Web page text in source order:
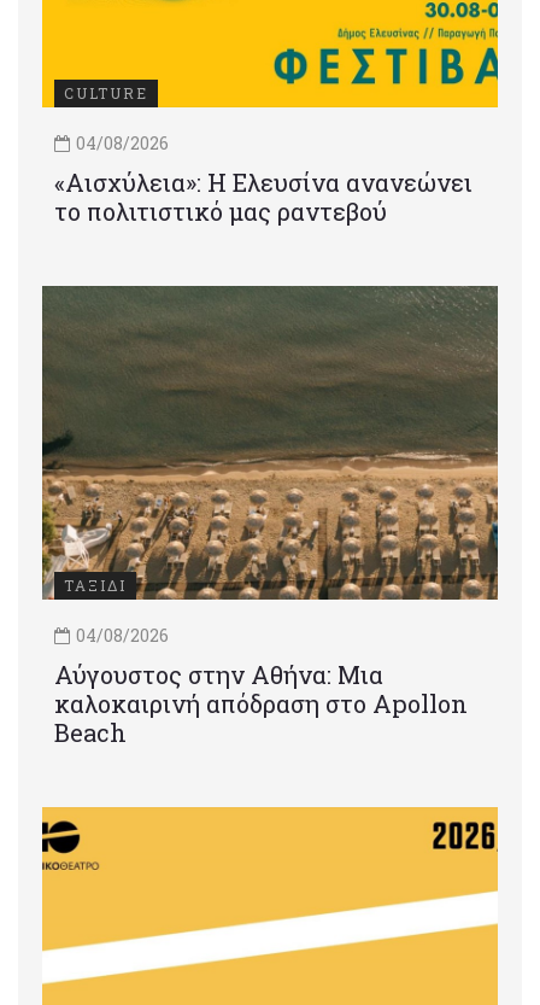
CULTURE
04/08/2026
«Αισχύλεια»: Η Ελευσίνα ανανεώνει
το πολιτιστικό μας ραντεβού
ΤΑΞΙΔΙ
04/08/2026
Αύγουστος στην Αθήνα: Μια
καλοκαιρινή απόδραση στο Apollon
Beach